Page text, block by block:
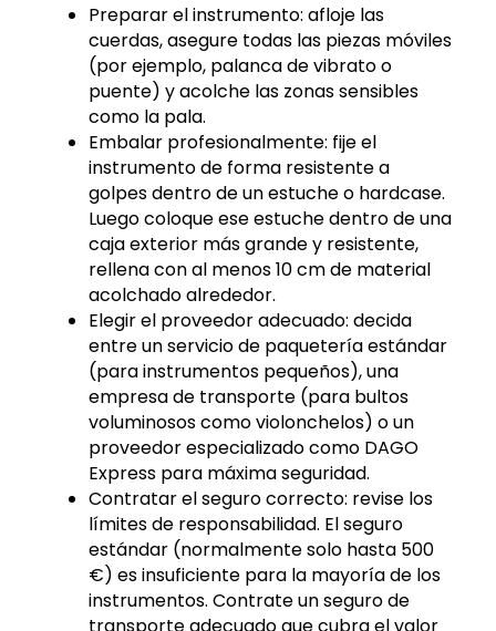
Preparar el instrumento: afloje las
cuerdas, asegure todas las piezas móviles
(por ejemplo, palanca de vibrato o
puente) y acolche las zonas sensibles
como la pala.
Embalar profesionalmente: fije el
instrumento de forma resistente a
golpes dentro de un estuche o hardcase.
Luego coloque ese estuche dentro de una
caja exterior más grande y resistente,
rellena con al menos 10 cm de material
acolchado alrededor.
Elegir el proveedor adecuado: decida
entre un servicio de paquetería estándar
(para instrumentos pequeños), una
empresa de transporte (para bultos
voluminosos como violonchelos) o un
proveedor especializado como DAGO
Express para máxima seguridad.
Contratar el seguro correcto: revise los
límites de responsabilidad. El seguro
estándar (normalmente solo hasta 500
€) es insuficiente para la mayoría de los
instrumentos. Contrate un seguro de